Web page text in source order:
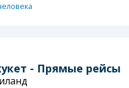
- Прямые рейсы